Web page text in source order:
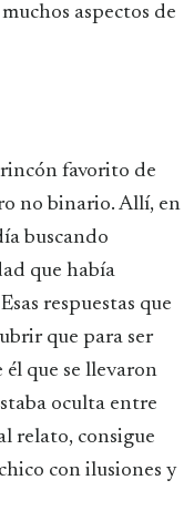
aspectos de
favorito de
no binario. Allí, en
buscando
que había
respuestas que
que para ser
que se llevaron
oculta entre
relato, consigue
con ilusiones y